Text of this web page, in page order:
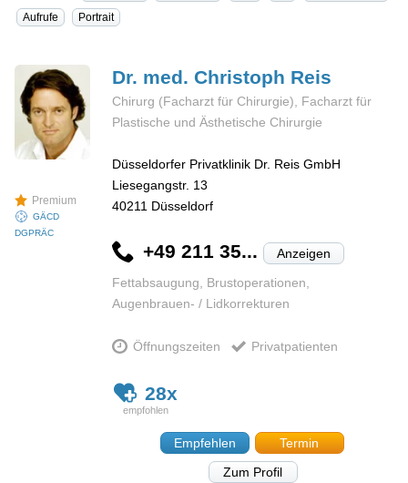
Aufrufe
Portrait
Premium
GÄCD
DGPRÄC
Dr. med. Christoph Reis
Chirurg (Facharzt für Chirurgie), Facharzt für
Plastische und Ästhetische Chirurgie
Düsseldorfer Privatklinik Dr. Reis GmbH
Liesegangstr. 13
40211 Düsseldorf
+49 211 35... Anzeigen
Fettabsaugung, Brustoperationen,
Augenbrauen- / Lidkorrekturen
Öffnungszeiten Privatpatienten
28x
Empfehlen
Termin
Zum Profil